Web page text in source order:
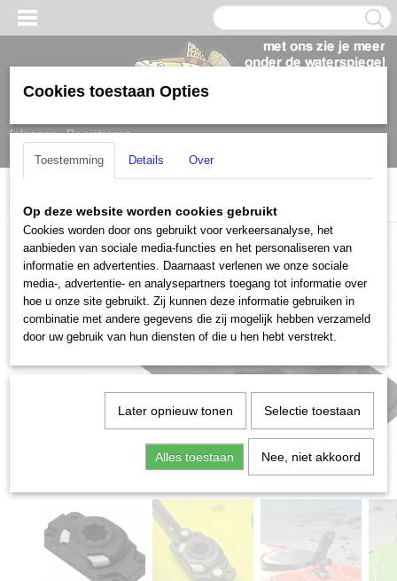
Inloggen Registreren
Home > Bootaccessoires > Railblaza Starport HD
Cookies toestaan Opties
Toestemming Details Over
Op deze website worden cookies gebruikt
Cookies worden door ons gebruikt voor verkeersanalyse, het
aanbieden van sociale media-functies en het personaliseren van
informatie en advertenties. Daarnaast verlenen we onze sociale
media-, advertentie- en analysepartners toegang tot informatie over
hoe u onze site gebruikt. Zij kunnen deze informatie gebruiken in
combinatie met andere gegevens die zij mogelijk hebben verzameld
door uw gebruik van hun diensten of die u hen hebt verstrekt.
Later opnieuw tonen Selectie toestaan
Alles toestaan Nee, niet akkoord